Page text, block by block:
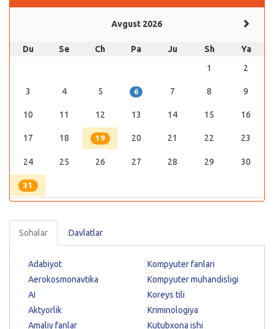
Avgust 2026
Du Se Ch Pa Ju Sh
Ya
1
2
3 4 5 6 7 8 9
10 11 12 13 14 15 16
17 18 19 20 21 22 23
24 25 26 27 28 29 30
31
Sohalar Davlatlar
Adabiyot
Aerokosmonavtika
AI
Aktyorlik
Amaliy fanlar
Kompyuter fanlari
Kompyuter muhandisligi
Koreys tili
Kriminologiya
Kutubxona ishi